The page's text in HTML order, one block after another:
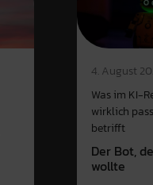
4. August
Was im KI-
wirklich
betrifft
Der Bot,
wollte